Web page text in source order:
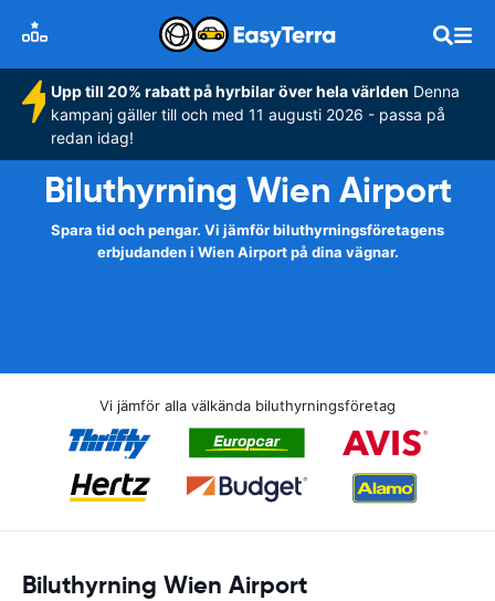
Upp till 20% rabatt på hyrbilar över hela världen Denna
kampanj gäller till och med 11 augusti 2026 - passa på
redan idag!
Biluthyrning Wien Airport
Spara tid och pengar. Vi jämför biluthyrningsföretagens
erbjudanden i Wien Airport på dina vägnar.
Vi jämför alla välkända biluthyrningsföretag
Biluthyrning Wien Airport